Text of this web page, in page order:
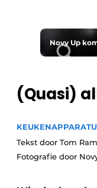
in de
Nieuwsbrief
Podcasts
Privacy /
Vacature
Novy Up
(Quasi)
Tekst door Tom
Fotografie door